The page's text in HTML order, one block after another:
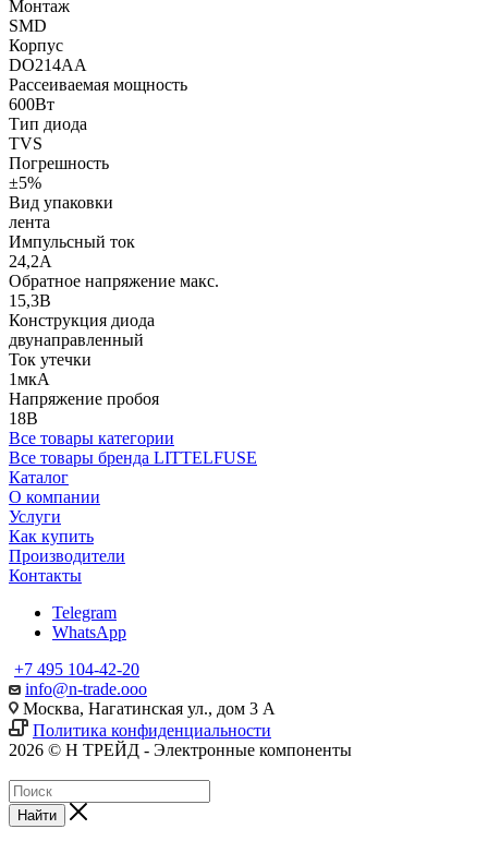
Монтаж
SMD
Корпус
DO214AA
Рассеиваемая мощность
600Вт
Тип диода
TVS
Погрешность
±5%
Вид упаковки
лента
Импульсный ток
24,2А
Обратное напряжение макс.
15,3В
Конструкция диода
двунаправленный
Ток утечки
1мкА
Напряжение пробоя
18В
Все товары категории
Все товары бренда LITTELFUSE
Каталог
О компании
Услуги
Как купить
Производители
Контакты
Telegram
WhatsApp
+7 495 104-42-20
info@n-trade.ooo
Москва, Нагатинская ул., дом 3 А
Политика конфиденциальности
2026 © Н ТРЕЙД - Электронные компоненты
Найти